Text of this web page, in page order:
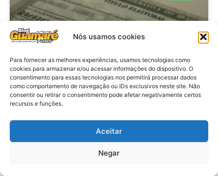
Nós usamos cookies
Para fornecer as melhores experiências, usamos tecnologias como
cookies para armazenar e/ou acessar informações do dispositivo. O
consentimento para essas tecnologias nos permitirá processar dados
como comportamento de navegação ou IDs exclusivos neste site. Não
consentir ou retirar o consentimento pode afetar negativamente certos
recursos e funções.
Aceitar
Negar
Brasil: Policia Federal investiga
antes das eleições